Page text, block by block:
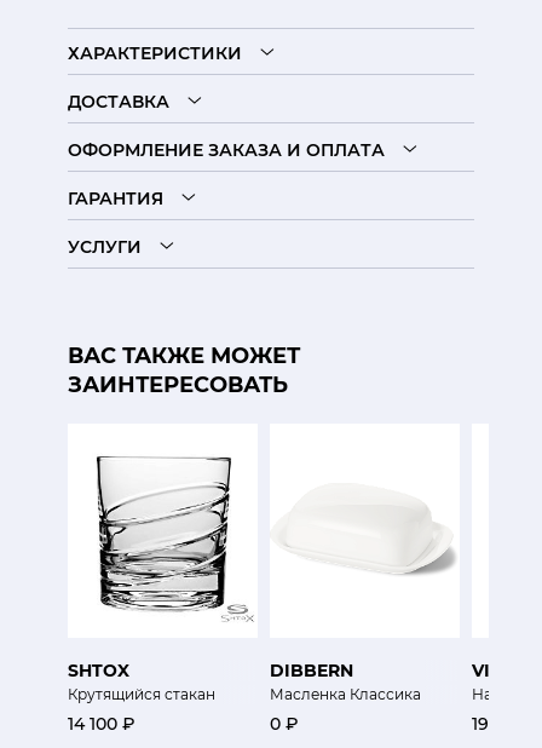
ХАРАКТЕРИСТИКИ
ДОСТАВКА
ОФОРМЛЕНИЕ ЗАКАЗА И ОПЛАТА
ГАРАНТИЯ
УСЛУГИ
ВАС ТАКЖЕ МОЖЕТ
ЗАИНТЕРЕСОВАТЬ
SHTOX
Крутящийся стакан
14 100 ₽
DIBBERN
Масленка Классика
0 ₽
VISTA
Набор
19 150 ₽